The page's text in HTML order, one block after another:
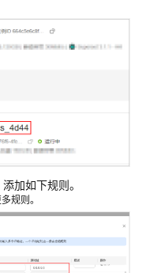
添加如下规则。
规则。